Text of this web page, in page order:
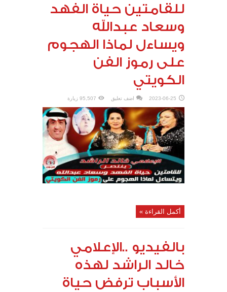
للقامتين حياة الفهد
وسعاد عبدالله
ويساءل لماذا الهجوم
على رموز الفن
الكويتي
2023-06-25 اضف تعليق 95,507 زيارة
أكمل القراءة »
بالفيديو ..الإعلامي
خالد الراشد لهذه
الأسباب ترفض حياة